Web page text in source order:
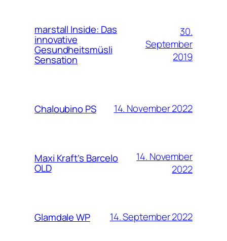
marstall Inside: Das
innovative
Gesundheitsmüsli
Sensation
30.
September
2019
Chaloubino PS 14. November 2022
Maxi Kraft’s Barcelo
OLD
14. November
2022
Glamdale WP 14. September 2022